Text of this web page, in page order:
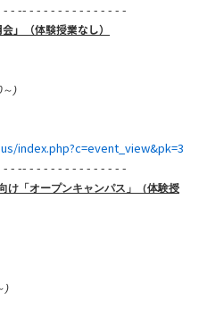
- -- - - - - - - - - - - - - - -
」（体験授業なし）
～)
index.php?c=event_view&pk=3
- -- - - - - - - - - - - - - - -
け「オープンキャンパス」（体験授
)